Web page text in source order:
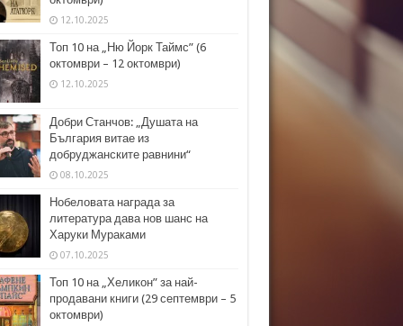
12.10.2025
Топ 10 на „Ню Йорк Таймс” (6
октомври – 12 октомври)
12.10.2025
Добри Станчов: „Душата на
България витае из
добруджанските равнини“
08.10.2025
Нобеловата награда за
литература дава нов шанс на
Харуки Мураками
07.10.2025
Топ 10 на „Хеликон” за най-
продавани книги (29 септември – 5
октомври)